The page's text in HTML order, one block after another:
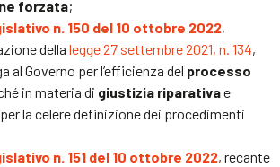
forzata;
n. 150 del 10 ottobre 2022,
della legge 27 settembre 2021, n. 134,
al Governo per l’efficienza del processo
in materia di giustizia riparativae
la celere definizione dei procedimenti
n. 151 del 10 ottobre 2022, recante